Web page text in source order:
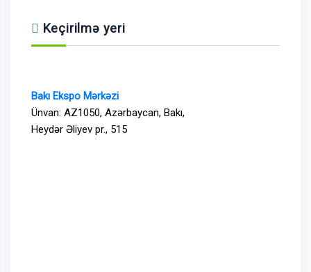
Keçirilmə yeri
Bakı Ekspo Mərkəzi
Ünvan: AZ1050, Azərbaycan, Bakı,
Heydər Əliyev pr., 515